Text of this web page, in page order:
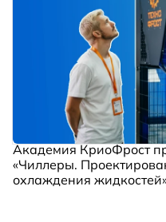
Академия КриоФрост
«Чиллеры.
охлаждения